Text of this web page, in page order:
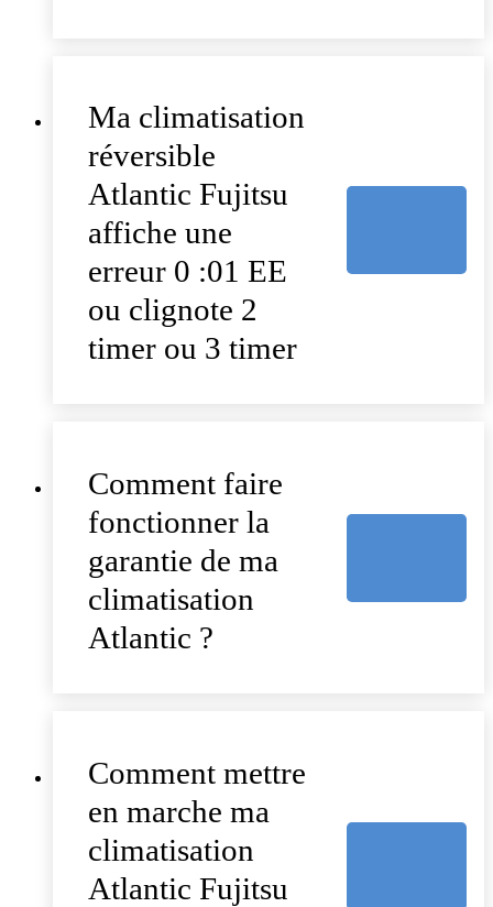
Ma climatisation
réversible
Atlantic Fujitsu
affiche une
erreur 0 :01 EE
ou clignote 2
timer ou 3 timer
Comment faire
fonctionner la
garantie de ma
climatisation
Atlantic ?
Comment mettre
en marche ma
climatisation
Atlantic Fujitsu